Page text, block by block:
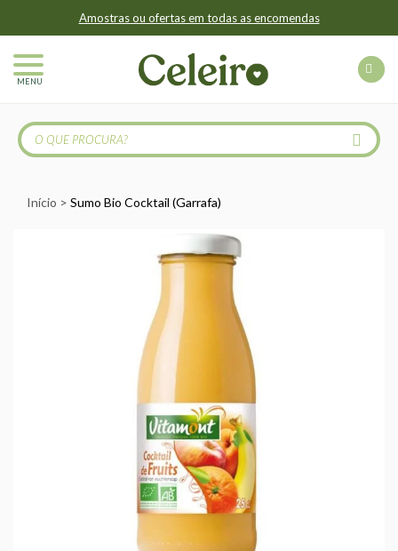
Amostras ou ofertas em todas as encomendas
MENU
Início Sumo Bio Cocktail (Garrafa)